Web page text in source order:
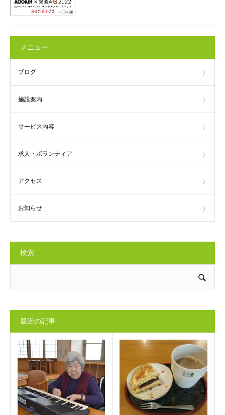
メニュー
ブログ
施設案内
サービス内容
求人・ボランティア
アクセス
お知らせ
検索
最近の記事